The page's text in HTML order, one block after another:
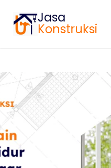
Jasa
Konstruksi